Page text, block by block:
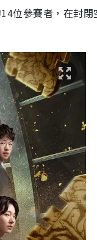
位參賽者，在封